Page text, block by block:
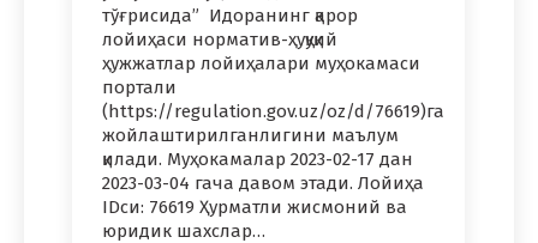
тўғрисида” Идоранинг қарор
лойиҳаси норматив-ҳуқуқий
ҳужжатлар лойиҳалари муҳокамаси
портали
(https://regulation.gov.uz/oz/d/76619)га
жойлаштирилганлигини маълум
қилади. Муҳокамалар 2023-02-17 дан
2023-03-04 гача давом этади. Лойиҳа
IDси: 76619 Ҳурматли жисмоний ва
юридик шахслар…